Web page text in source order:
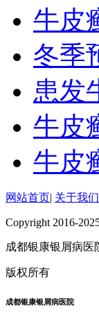
牛皮
冬季
患发
牛皮
牛皮
网站首页| 关于我们
Copyright 2016-
成都银康银屑病
版权所有
成都银康银屑病医院